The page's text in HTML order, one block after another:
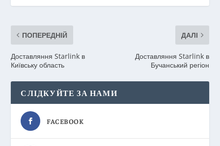
ПОПЕРЕДНІЙ
Доставляння Starlink в
Київську область
ДАЛІ
Доставляння Starlink в
Бучанський регіон
СЛІДКУЙТЕ ЗА НАМИ
FACEBOOK